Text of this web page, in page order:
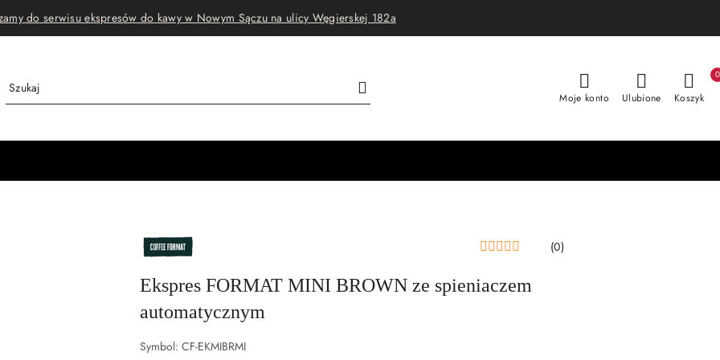
do serwisu ekspresów do kawy w Nowym Sączu na ulicy Węgierskej 182a
Moje konto Ulubione Koszyk
0
NAZWA
PRODUCENTA:
COFFEE
(0)
Ekspres FORMAT MINI BROWN ze spieniaczem
automatycznym
Symbol: CF-EKMIBRMI